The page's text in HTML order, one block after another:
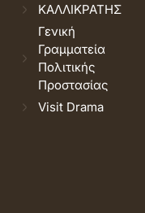
ΚΑΛΛΙΚΡΑΤΗΣ
Γενική
Γραμματεία
Πολιτικής
Προστασίας
Visit Drama